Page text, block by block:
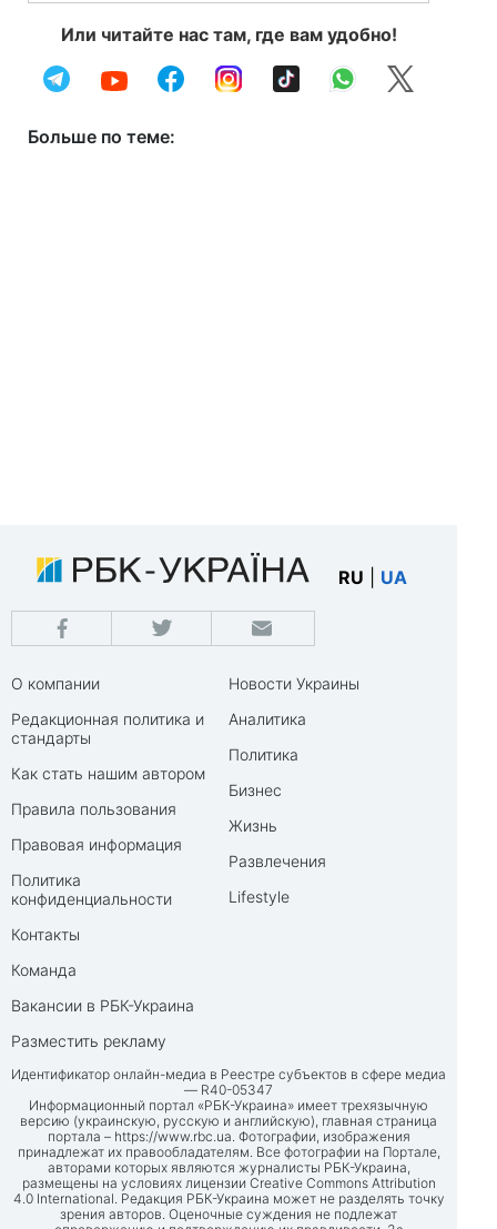
Или читайте нас там, где вам удобно!
Больше по теме:
RU UA
О компании
Редакционная политика и
стандарты
Как стать нашим автором
Правила пользования
Правовая информация
Политика
конфиденциальности
Контакты
Команда
Вакансии в РБК-Украина
Разместить рекламу
Новости Украины
Аналитика
Политика
Бизнес
Жизнь
Развлечения
Lifestyle
Идентификатор онлайн-медиа в Реестре субъектов в сфере медиа
— R40-05347
Информационный портал «РБК-Украина» имеет трехязычную
версию (украинскую, русскую и английскую), главная страница
портала – https://www.rbc.ua. Фотографии, изображения
принадлежат их правообладателям. Все фотографии на Портале,
авторами которых являются журналисты РБК-Украина,
размещены на условиях лицензии Creative Commons Attribution
4.0 International. Редакция РБК-Украина может не разделять точку
зрения авторов. Оценочные суждения не подлежат